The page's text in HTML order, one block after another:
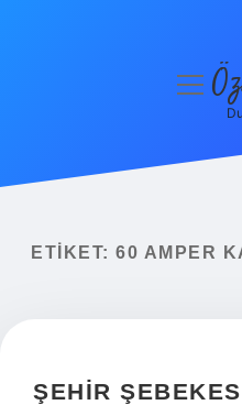
Yasal Uyarı
ETIKET: 60 AMPER
ŞEHIR